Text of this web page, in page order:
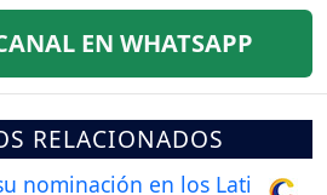
EN WHATSAPP
RELACIONADOS